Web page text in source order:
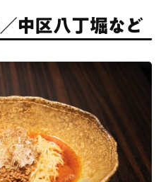
中区八丁堀など